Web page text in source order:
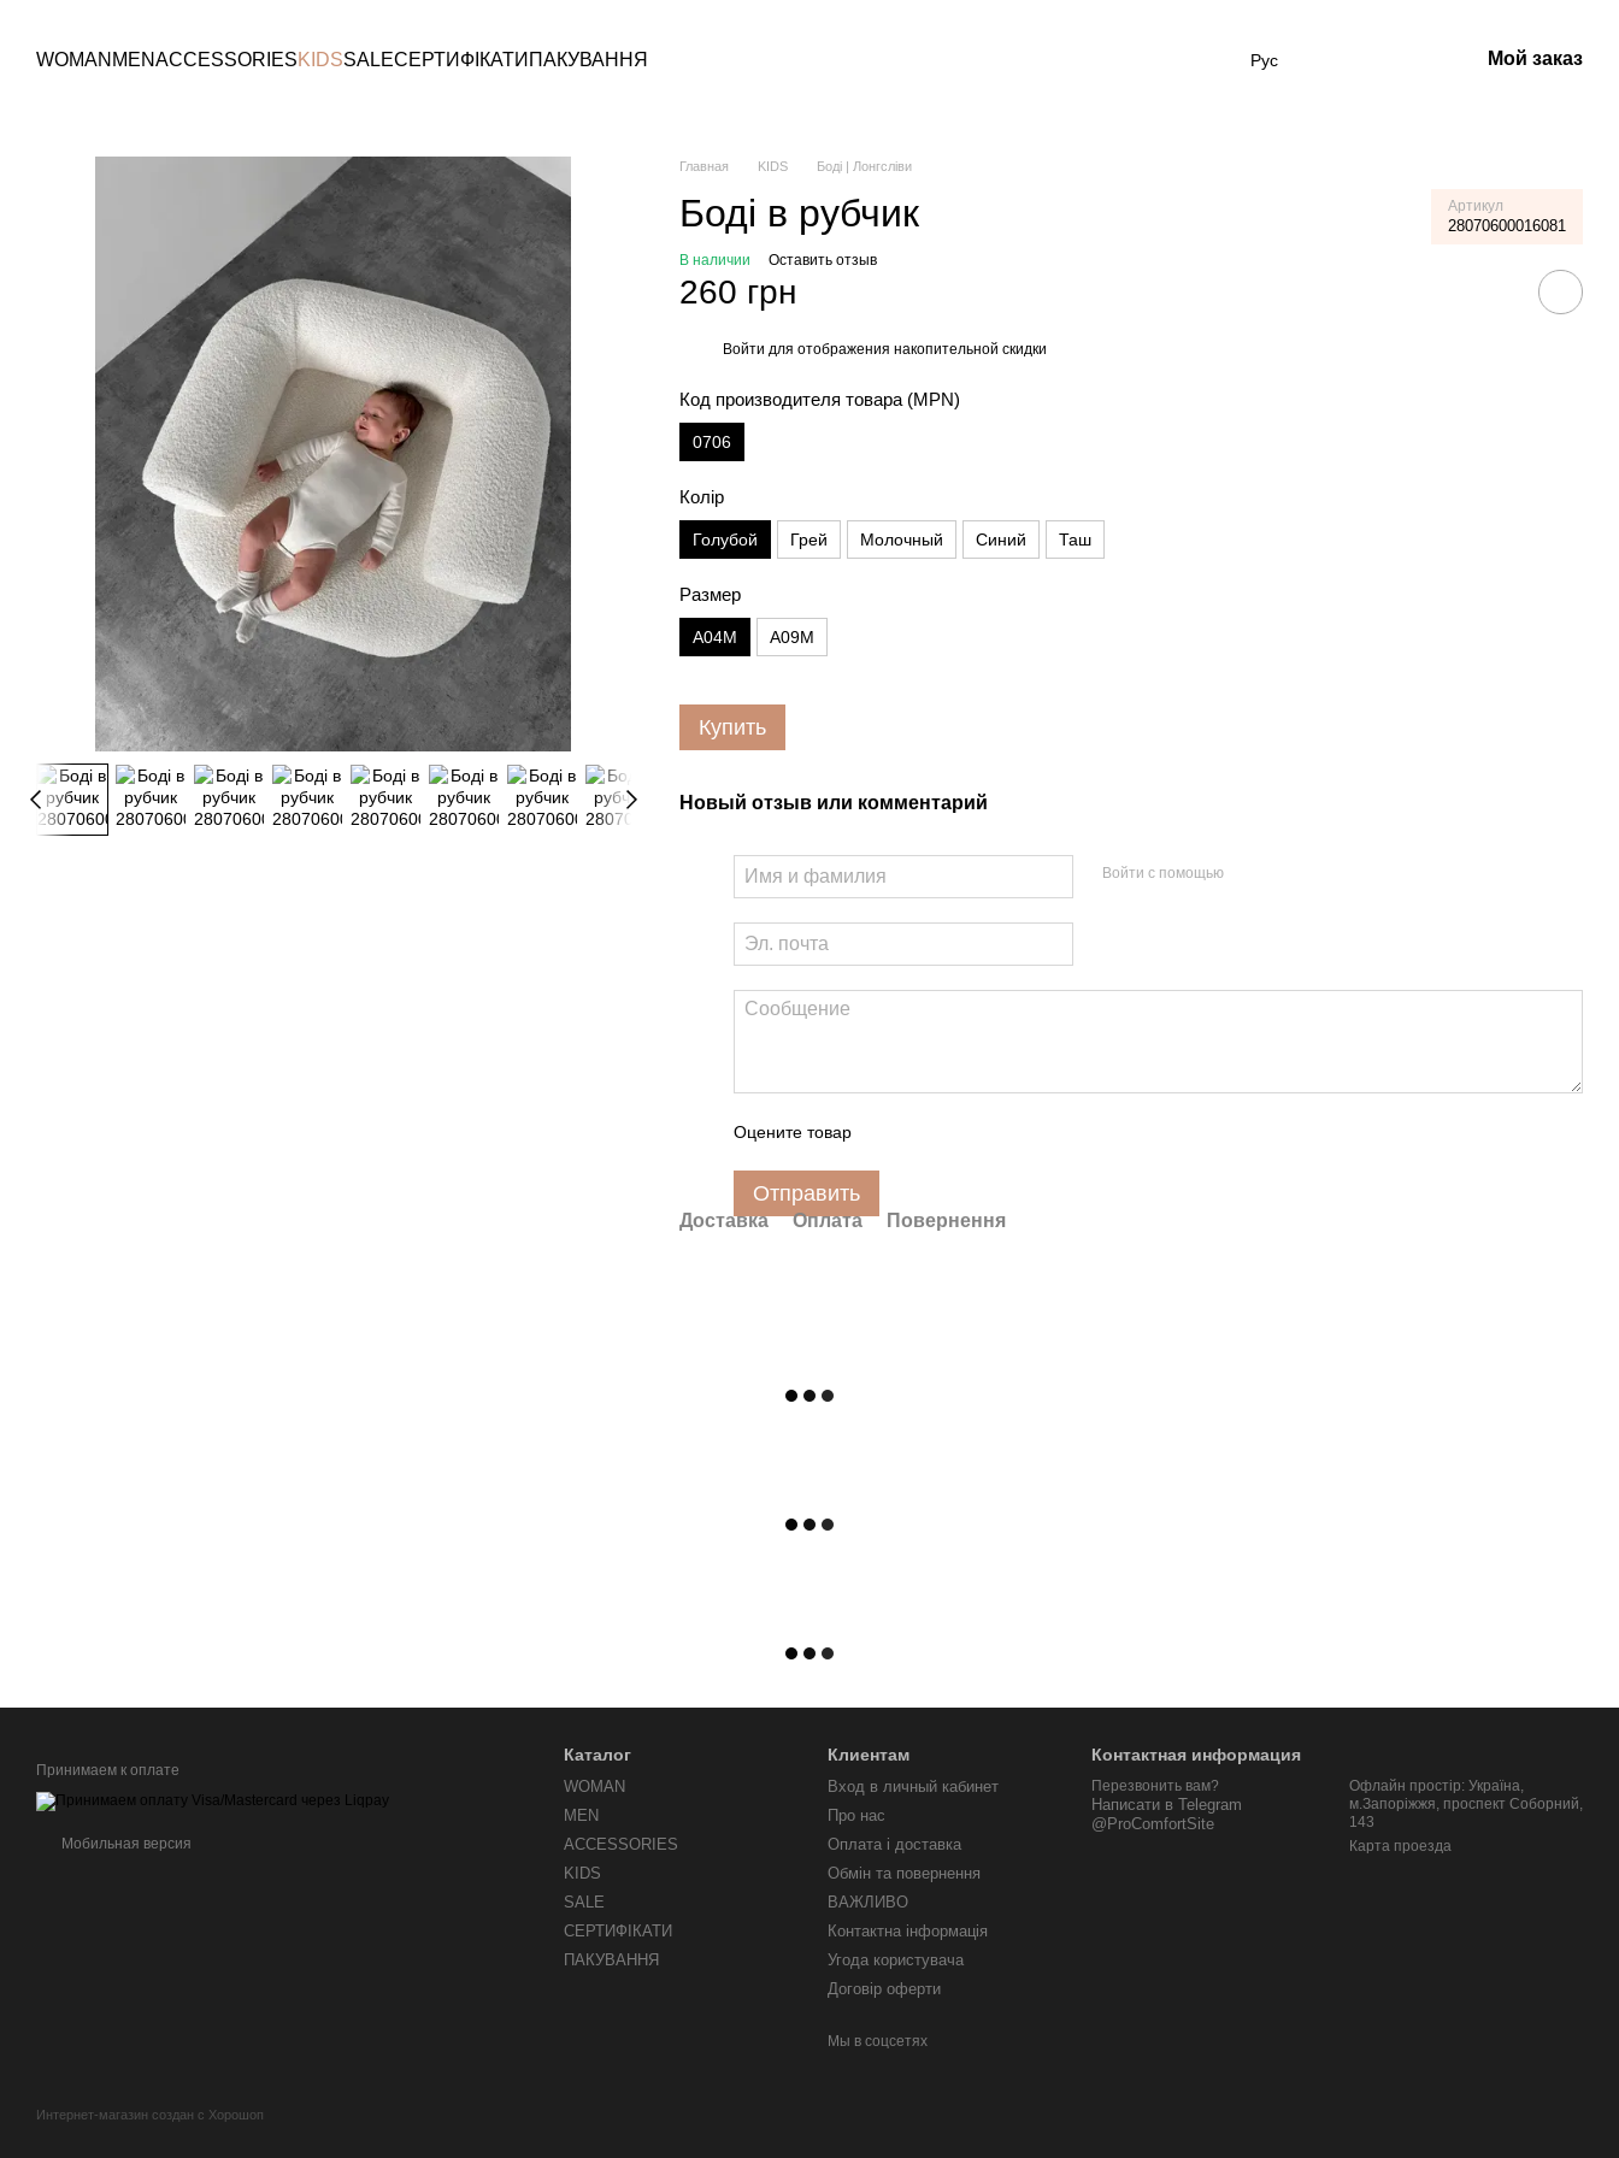
WOMAN MENACCESSORIESKIDSSALEСЕРТИФІКАТИ ПАКУВАННЯ Рус Мой заказ
Главная KIDS Боді | Лонгсліви
Боді в рубчик Артикул
28070600016081
В наличии Оставить отзыв
260 грн
Войти для отображения накопительной скидки
Код производителя товара (MPN)
0706
Колір
Голубой Грей Молочный Синий Таш
Размер
A04M A09M
Купить
Новый отзыв или комментарий
Войти с помощью
Оцените товар
Отправить
Доставка Оплата Повернення
Принимаем к оплате
Мобильная версия
Интернет-магазин создан с Хорошоп
Каталог
WOMAN
MEN
ACCESSORIES
KIDS
SALE
СЕРТИФІКАТИ
ПАКУВАННЯ
Клиентам
Вход в личный кабинет
Про нас
Оплата і доставка
Обмін та повернення
ВАЖЛИВО
Контактна інформація
Угода користувача
Договір оферти
Мы в соцсетях
Контактная информация
Перезвонить вам?
Написати в Telegram
@ProComfortSite
Офлайн простір: Україна,
м.Запоріжжя, проспект Соборний,
143
Карта проезда